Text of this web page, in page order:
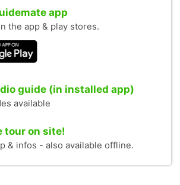
app
the app & play stores.
guide (in installed app)
available
tour on site!
& infos - also available offline.